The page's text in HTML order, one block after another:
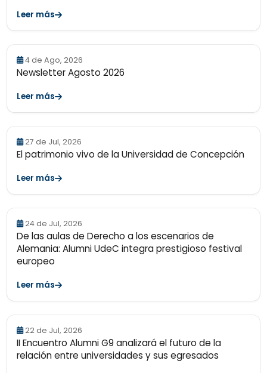
Leer más
4 de Ago, 2026
Newsletter Agosto 2026
Leer más
27 de Jul, 2026
El patrimonio vivo de la Universidad de Concepción
Leer más
24 de Jul, 2026
De las aulas de Derecho a los escenarios de
Alemania: Alumni UdeC integra prestigioso festival
europeo
Leer más
22 de Jul, 2026
II Encuentro Alumni G9 analizará el futuro de la
relación entre universidades y sus egresados